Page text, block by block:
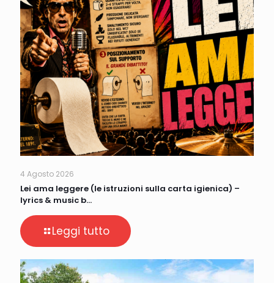
4 Agosto 2026
Lei ama leggere (le istruzioni sulla carta igienica) –
lyrics & music b…
Leggi tutto